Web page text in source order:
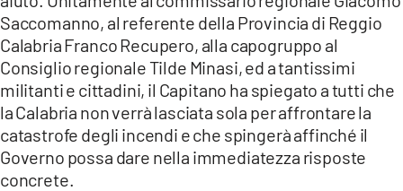
COSENZACHANNEL.IT
ILVIBONESE.IT
CATANZAROCHANNEL.IT
LACAPITALENEWS.IT
App
Saccomanno, al referente della Provincia di Reggio
Calabria Franco Recupero, alla capogruppo al
Consiglio regionale Tilde Minasi, ed a tantissimi
militanti e cittadini, il Capitano ha spiegato a tutti che
la Calabria non verrà lasciata sola per affrontare la
catastrofe degli incendi e che spingerà affinché il
Governo possa dare nella immediatezza risposte
concrete.